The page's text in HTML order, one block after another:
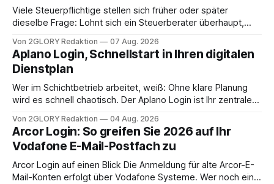
Viele Steuerpflichtige stellen sich früher oder später
dieselbe Frage: Lohnt sich ein Steuerberater überhaupt,
erledigen? Die kurze Antwort: Bei einfachen
Einkommensverhältnissen reicht häufig eine Steuersoftware
aus – sobald jedoch mehrere Einkunftsarten
zusammentreffen oder größere finanzielle Veränderungen
anstehen, zahlt sich professionelle Unterstützung meist
Von 2GLORY Redaktion 07 Aug. 2026
Aplano Login, Schnellstart in Ihren digitalen
Dienstplan
Wer im Schichtbetrieb arbeitet, weiß: Ohne klare Planung
wird es schnell chaotisch. Der Aplano Login ist Ihr zentraler
abwesenheiten und die gesamte kommunikation rund um
Ihr personal digital zu organisieren. In diesem Leitfaden
erfahren Sie alles, was Sie für einen reibungslosen Einstieg
brauchen, von der Registrierung
Von 2GLORY Redaktion 04 Aug. 2026
Arcor Login: So greifen Sie 2026 auf Ihr
Vodafone E-Mail-Postfach zu
Arcor Login auf einen Blick Die Anmeldung für alte Arcor-E-
Mail-Konten erfolgt über Vodafone Systeme. Wer noch eine